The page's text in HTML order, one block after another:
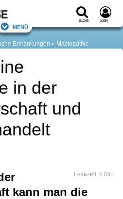
Suche Login
Menü
Erkrankungen Mastopathie
in der
und
Lesezeit: 5 Min.
kann man die